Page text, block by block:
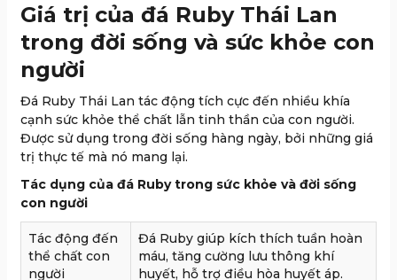
Giá trị của đá Ruby Thái Lan
trong đời sống và sức khỏe con
người
Đá Ruby Thái Lan tác động tích cực đến nhiều khía
cạnh sức khỏe thể chất lẫn tinh thần của con người.
Được sử dụng trong đời sống hàng ngày, bởi những giá
trị thực tế mà nó mang lại.
Tác dụng của đá Ruby trong sức khỏe và đời sống
con người
Tác động đến
thể chất con
người
Đá Ruby giúp kích thích tuần hoàn
máu, tăng cường lưu thông khí
huyết, hỗ trợ điều hòa huyết áp.